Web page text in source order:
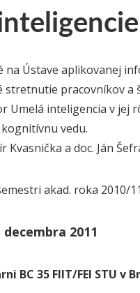
Ústave aplikovanej
pracovníkov a
Umelá inteligencia v jej
vedu.
Kvasnička a doc. Ján
akad. roka 2010/11
2011
BC 35 FIIT/FEI STU v